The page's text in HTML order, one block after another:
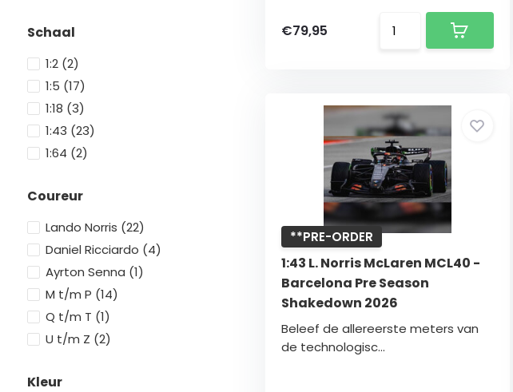
Schaal
1:2 (2)
1:5 (17)
1:18 (3)
1:43 (23)
1:64 (2)
Coureur
Lando Norris (22)
Daniel Ricciardo (4)
Ayrton Senna (1)
M t/m P (14)
Q t/m T (1)
U t/m Z (2)
Kleur
€79,95
**PRE-ORDER
1:43 L. Norris McLaren MCL40 -
Barcelona Pre Season
Shakedown 2026
Beleef de allereerste meters van
de technologisc...